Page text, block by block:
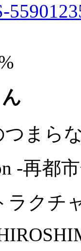
まら
-再都
ラクチ